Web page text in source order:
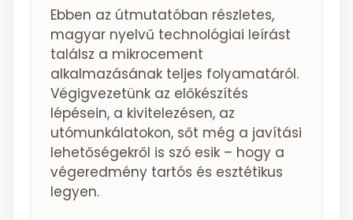
Ebben az útmutatóban részletes,
magyar nyelvű technológiai leírást
találsz a mikrocement
alkalmazásának teljes folyamatáról.
Végigvezetünk az előkészítés
lépésein, a kivitelezésen, az
utómunkálatokon, sőt még a javítási
lehetőségekről is szó esik – hogy a
végeredmény tartós és esztétikus
legyen.